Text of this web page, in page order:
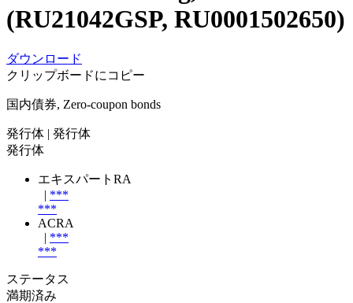
(RU21042GSP, RU0001502650)
ダウンロード
クリップボードにコピー
国内債券, Zero-coupon bonds
発行体 | 発行体
発行体
エキスパートRA
| ***
***
ACRA
| ***
***
ステータス
満期済み